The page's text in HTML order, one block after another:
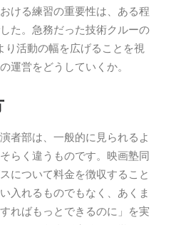
ける練習の重要性は、ある程
た。急務だった技術クルーの
り活動の幅を広げることを視
運営をどうしていくか。
者部は、一般的に見られるよ
らく違うものです。映画塾同
について料金を徴収すること
入れるものでもなく、あくま
ればもっとできるのに」を実